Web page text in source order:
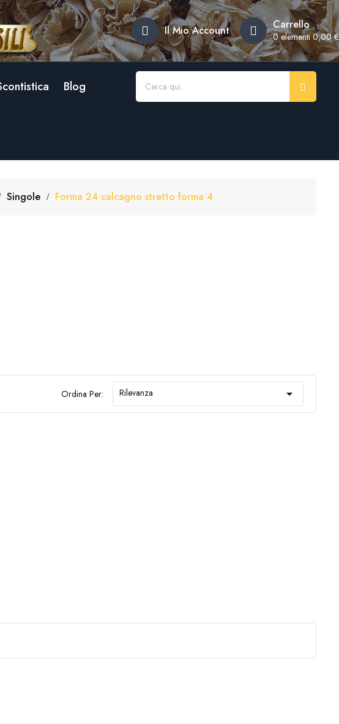
×
add_circle_outline Crea nuova lista
×
×
×
dei desideri.
Il Mio Account Carrello
0elementi 0,00 €
Blog
Singole Forma 24 calcagno stretto forma 4
Ordina Per: Rilevanza 